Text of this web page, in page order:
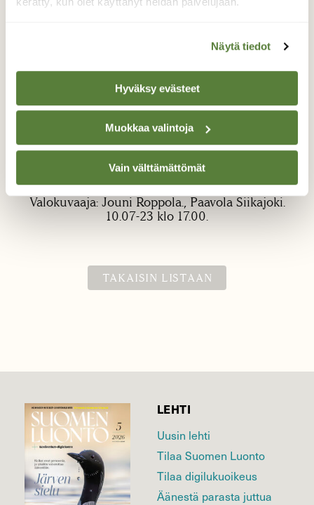
Näytä tiedot
Hyväksy evästeet
Muokkaa valintoja
Vain välttämättömät
Neidonkorento.
kuvauskohteen.
Valokuvaaja: Jouni Roppola., Paavola Siikajoki.
10.07-23 klo 17.00.
TAKAISIN LISTAAN
LEHTI
Uusin lehti
Tilaa Suomen Luonto
Tilaa digilukuoikeus
Äänestä parasta juttua